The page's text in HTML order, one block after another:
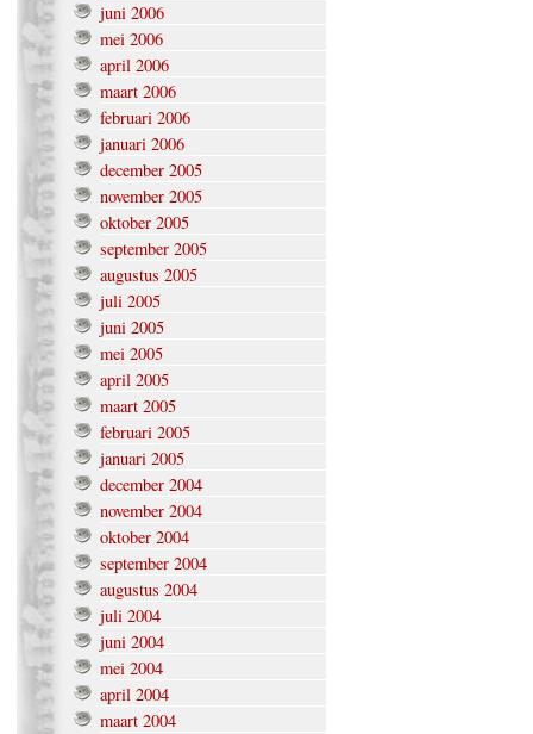
juni 2006
mei 2006
april 2006
maart 2006
februari 2006
januari 2006
december 2005
november 2005
oktober 2005
september 2005
augustus 2005
juli 2005
juni 2005
mei 2005
april 2005
maart 2005
februari 2005
januari 2005
december 2004
november 2004
oktober 2004
september 2004
augustus 2004
juli 2004
juni 2004
mei 2004
april 2004
maart 2004